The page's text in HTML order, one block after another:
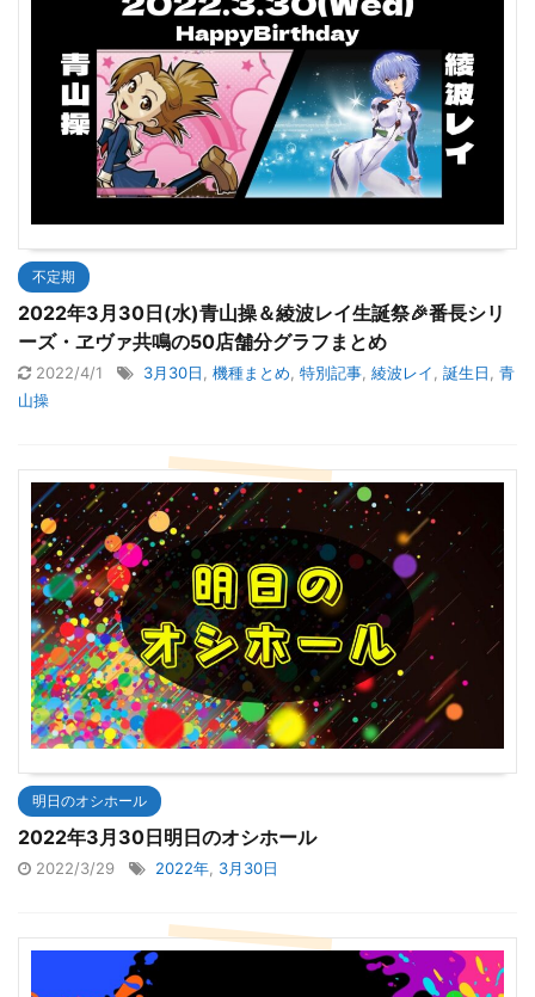
不定期
2022年3月30日(水)青山操＆綾波レイ生誕祭🎉番長シリ
ーズ・ヱヴァ共鳴の50店舗分グラフまとめ
2022/4/1 3月30日 機種まとめ 特別記事 綾波レイ 誕生日
青
山操
明日のオシホール
2022年3月30日明日のオシホール
2022/3/29 2022年 3月30日